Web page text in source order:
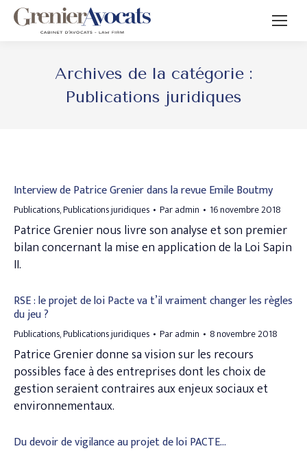
Archives de la catégorie :
Publications juridiques
Interview de Patrice Grenier dans la revue Emile Boutmy
Publications,Publications juridiques Paradmin 16 novembre 2018
Patrice Grenier nous livre son analyse et son premier
bilan concernant la mise en application de la Loi Sapin
II.
RSE : le projet de loi Pacte va t’il vraiment changer les règles
du jeu ?
Publications,Publications juridiques Paradmin 8 novembre 2018
Patrice Grenier donne sa vision sur les recours
possibles face à des entreprises dont les choix de
gestion seraient contraires aux enjeux sociaux et
environnementaux.
Du devoir de vigilance au projet de loi PACTE…